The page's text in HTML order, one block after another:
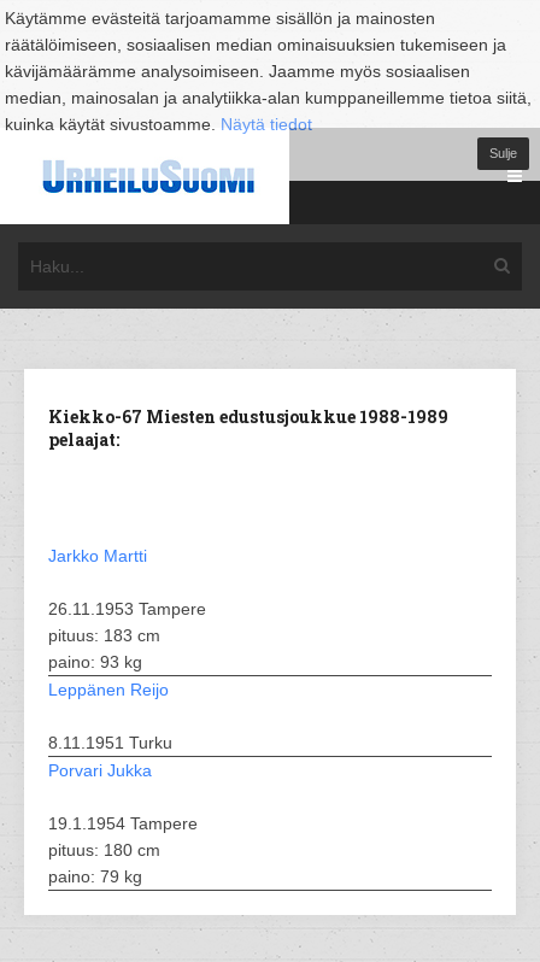
Käytämme evästeitä tarjoamamme sisällön ja mainosten
räätälöimiseen, sosiaalisen median ominaisuuksien tukemiseen ja
kävijämäärämme analysoimiseen. Jaamme myös sosiaalisen
median, mainosalan ja analytiikka-alan kumppaneillemme tietoa siitä,
kuinka käytät sivustoamme. Näytä tiedot
Sulje
Kiekko-67 Miesten edustusjoukkue 1988-1989
pelaajat:
Jarkko Martti
26.11.1953 Tampere
pituus: 183 cm
paino: 93 kg
Leppänen Reijo
8.11.1951 Turku
Porvari Jukka
19.1.1954 Tampere
pituus: 180 cm
paino: 79 kg